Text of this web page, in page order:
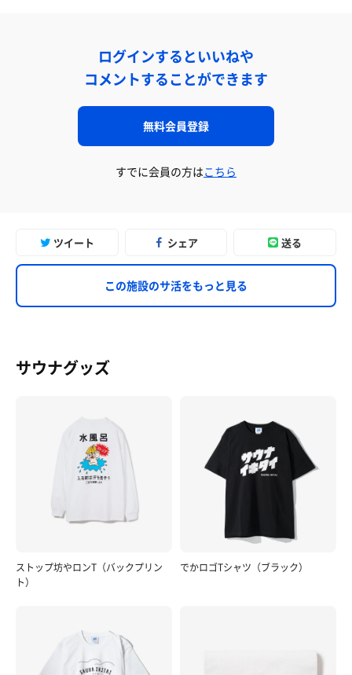
ログインするといいねや
コメントすることができます
無料会員登録
すでに会員の方はこちら
ツイート シェア 送る
この施設のサ活をもっと見る
サウナグッズ
ストップ坊やロンT（バックプリン
ト）
でかロゴTシャツ（ブラック）